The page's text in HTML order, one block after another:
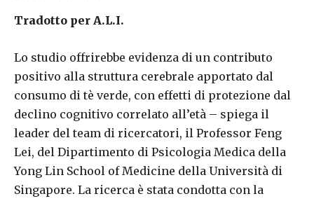
Tradotto per A.L.I.
Lo studio offrirebbe evidenza di un contributo
positivo alla struttura cerebrale apportato dal
consumo di tè verde, con effetti di protezione dal
declino cognitivo correlato all’età – spiega il
leader del team di ricercatori, il Professor Feng
Lei, del Dipartimento di Psicologia Medica della
Yong Lin School of Medicine della Università di
Singapore. La ricerca è stata condotta con la